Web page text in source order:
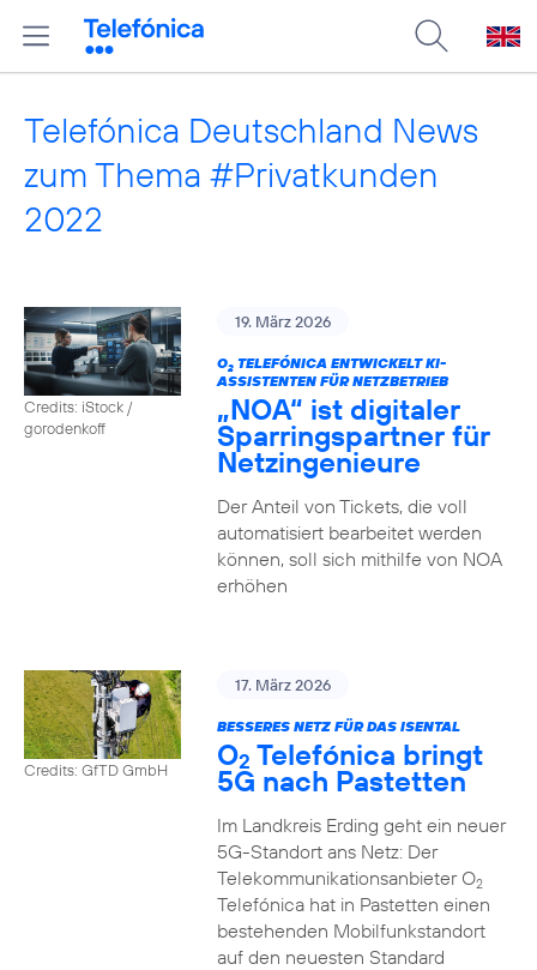
Telefónica Deutschland News
zum Thema #Privatkunden
2022
Credits: iStock /
gorodenkoff
19. März 2026
O2TELEFÓNICA ENTWICKELT KI-
ASSISTENTEN FÜR NETZBETRIEB
„NOA“ ist digitaler
Sparringspartner für
Netzingenieure
Der Anteil von Tickets, die voll
automatisiert bearbeitet werden
können, soll sich mithilfe von NOA
erhöhen
Credits: GfTD GmbH
17. März 2026
BESSERES NETZ FÜR DAS ISENTAL
O2 Telefónica bringt
5G nach Pastetten
Im Landkreis Erding geht ein neuer
5G-Standort ans Netz: Der
Telekommunikationsanbieter O2
Telefónica hat in Pastetten einen
bestehenden Mobilfunkstandort
auf den neuesten Standard